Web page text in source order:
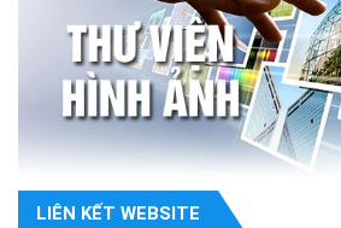
LIÊN KẾT WEBSITE